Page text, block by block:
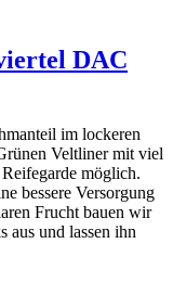
DAC
im lockeren
Veltliner mit viel
möglich.
bessere Versorgung
Frucht bauen wir
aus und lassen ihn